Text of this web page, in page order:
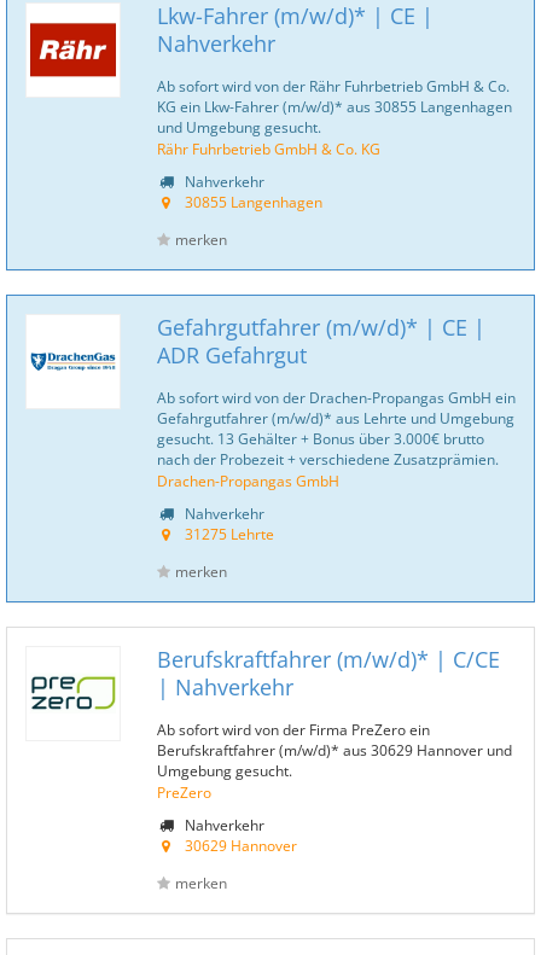
Lkw-Fahrer (m/w/d)* | CE |
Nahverkehr
Ab sofort wird von der Rähr Fuhrbetrieb GmbH & Co.
KG ein Lkw-Fahrer (m/w/d)* aus 30855 Langenhagen
und Umgebung gesucht.
Rähr Fuhrbetrieb GmbH & Co. KG
Nahverkehr
30855 Langenhagen
merken
Gefahrgutfahrer (m/w/d)* | CE |
ADR Gefahrgut
Ab sofort wird von der Drachen-Propangas GmbH ein
Gefahrgutfahrer (m/w/d)* aus Lehrte und Umgebung
gesucht. 13 Gehälter + Bonus über 3.000€ brutto
nach der Probezeit + verschiedene Zusatzprämien.
Drachen-Propangas GmbH
Nahverkehr
31275 Lehrte
merken
Berufskraftfahrer (m/w/d)* | C/CE
| Nahverkehr
Ab sofort wird von der Firma PreZero ein
Berufskraftfahrer (m/w/d)* aus 30629 Hannover und
Umgebung gesucht.
PreZero
Nahverkehr
30629 Hannover
merken